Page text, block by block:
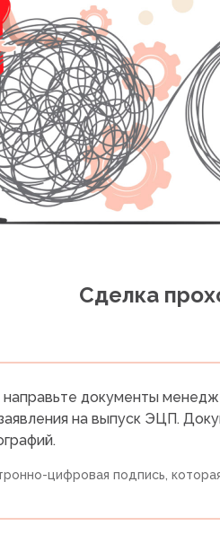
Сделка
направьте документы
на выпуск ЭЦП.
цифровая подпись,